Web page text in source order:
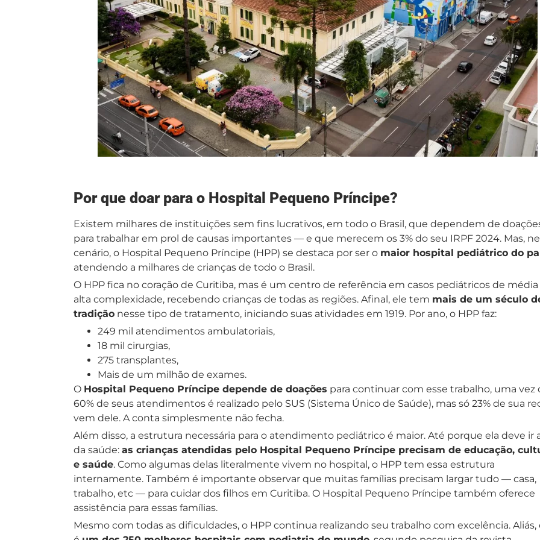
Por que doar para o Hospital Pequeno Príncipe?
Existem milhares de instituições sem fins lucrativos, em todo o Brasil, que dependem de
para trabalhar em prol de causas importantes — e que merecem os 3% do seu IRPF 2024. Mas,
cenário, o Hospital Pequeno Príncipe (HPP) se destaca por ser o maior hospital pediátrico do
atendendo a milhares de crianças de todo o Brasil.
O HPP fica no coração de Curitiba, mas é um centro de referência em casos pediátricos de média
alta complexidade, recebendo crianças de todas as regiões. Afinal, ele tem mais de um século
tradição nesse tipo de tratamento, iniciando suas atividades em 1919. Por ano, o HPP faz:
249 mil atendimentos ambulatoriais,
18 mil cirurgias,
275 transplantes,
Mais de um milhão de exames.
O Hospital Pequeno Príncipe depende de doações para continuar com esse trabalho, uma vez
60% de seus atendimentos é realizado pelo SUS (Sistema Único de Saúde), mas só 23% de sua
vem dele. A conta simplesmente não fecha.
Além disso, a estrutura necessária para o atendimento pediátrico é maior. Até porque ela deve ir
da saúde: as crianças atendidas pelo Hospital Pequeno Príncipe precisam de educação,
e saúde. Como algumas delas literalmente vivem no hospital, o HPP tem essa estrutura
internamente. Também é importante observar que muitas famílias precisam largar tudo — casa,
trabalho, etc — para cuidar dos filhos em Curitiba. O Hospital Pequeno Príncipe também oferece
assistência para essas famílias.
Mesmo com todas as dificuldades, o HPP continua realizando seu trabalho com excelência. Aliás,